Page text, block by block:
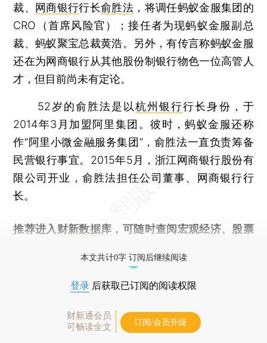
裁、
网商银行行长俞胜法 ，将调任蚂蚁金服集团的
CRO（首席风险官）；接任者为现蚂蚁金服副总
裁、蚂蚁聚宝总裁黄浩。另外，有传言称蚂蚁金服
还在为网商银行从其他股份制银行物色一位高管人
才，但目前尚未有定论。
52岁的俞胜法是以杭州银行行长身份，于
2014年3月加盟阿里集团。彼时，蚂蚁金服还称
作“阿里小微金融服务集团”，俞胜法一直负责筹备
民营银行事宜。2015年5月，浙江网商银行股份有
限公司开业，俞胜法担任公司董事、网商银行行
长。
推荐进入 财新数据库 ，可随时查阅宏观经济、股票
本文共计0字 订阅后继续阅读
登录 后获取已订阅的阅读权限
财新通会员
可畅读全文
订阅/会员升级